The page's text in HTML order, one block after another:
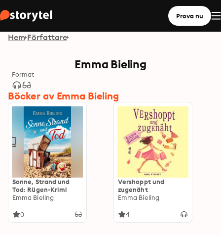
Prova nu
Hem Författare
Emma Bieling
Format
Böcker av Emma Bieling
Sonne, Strand und
Tod: Rügen-Krimi
Emma Bieling
0
Vershoppt und
zugenäht
Emma Bieling
4